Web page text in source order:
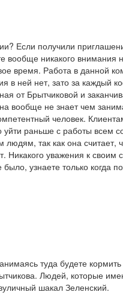
Если получили
вообще никакого
время. Работа в данной
в ней нет, зато за каждый
от Брытчиковой и
вообще не знает чем
человек.
раньше с работы всем
так как она считает,
Никакого уважения к
узнаете только когда
туда будете
Людей, которые
шакал Зеленский.